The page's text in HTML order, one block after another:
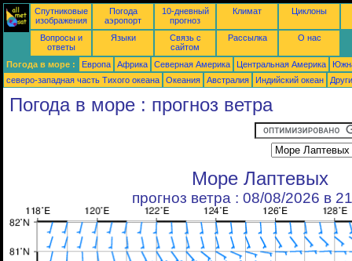
Спутниковые
изображения
Погода
аэропорт
10-дневный
прогноз
Климат Циклоны
Вопросы и
ответы
Языки
Связь с
сайтом
Рассылка О нас
Погода в море : Европа Африка Северная Америка Центральная Америка
северо-западная часть Tихого океана
Океания Австралия Индийский океан
Погода в море : прогноз ветра
Море Лаптевых
прогноз ветра : 08/08/2026 в